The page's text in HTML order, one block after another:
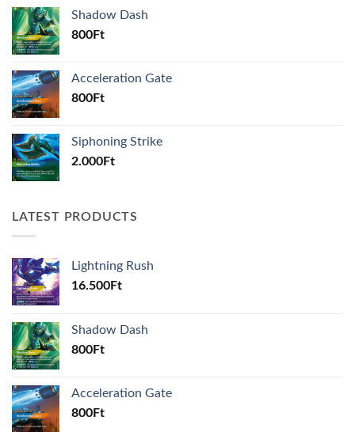
Shadow Dash
800Ft
Acceleration Gate
800Ft
Siphoning Strike
2.000Ft
LATEST PRODUCTS
Lightning Rush
16.500Ft
Shadow Dash
800Ft
Acceleration Gate
800Ft